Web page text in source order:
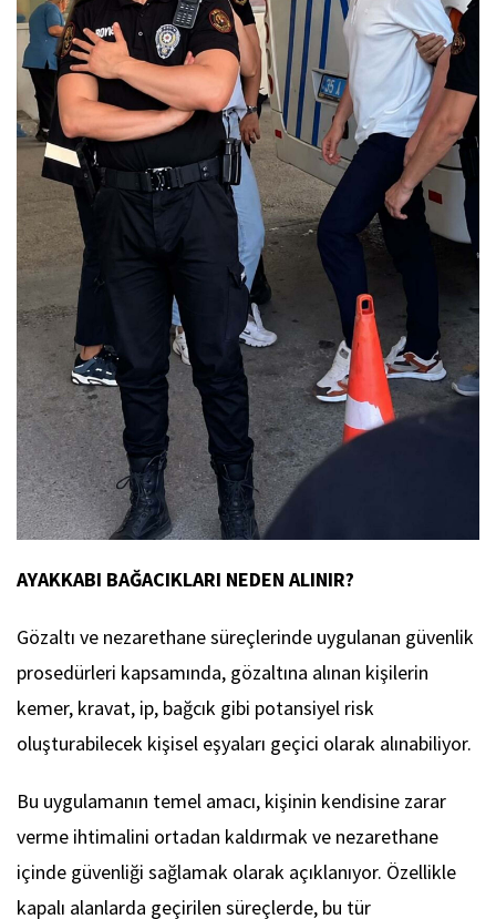
AYAKKABI BAĞACIKLARI NEDEN ALINIR?
Gözaltı ve nezarethane süreçlerinde uygulanan güvenlik
prosedürleri kapsamında, gözaltına alınan kişilerin
kemer, kravat, ip, bağcık gibi potansiyel risk
oluşturabilecek kişisel eşyaları geçici olarak alınabiliyor.
Bu uygulamanın temel amacı, kişinin kendisine zarar
verme ihtimalini ortadan kaldırmak ve nezarethane
içinde güvenliği sağlamak olarak açıklanıyor. Özellikle
kapalı alanlarda geçirilen süreçlerde, bu tür